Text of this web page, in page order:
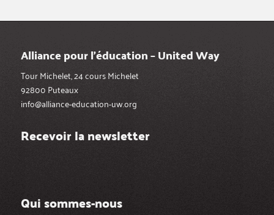
Alliance pour l’éducation – United Way
Tour Michelet, 24 cours Michelet
92800 Puteaux
info@alliance-education-uw.org
Recevoir la newsletter
Qui sommes-nous